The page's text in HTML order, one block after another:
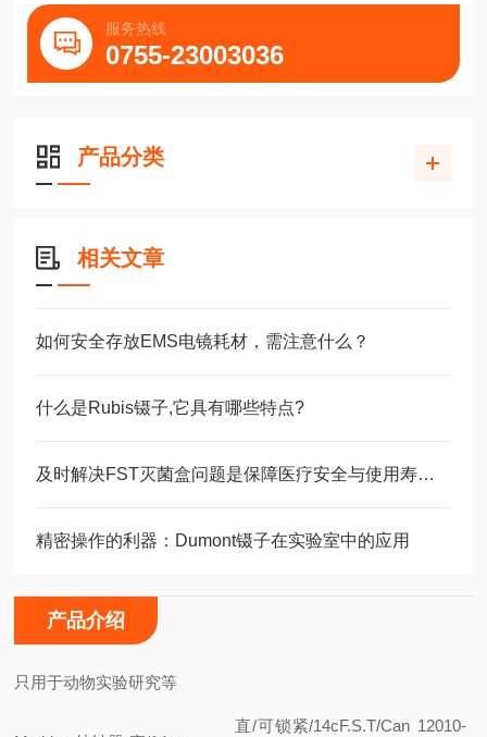
服务热线
0755-23003036
产品分类
相关文章
如何安全存放EMS电镜耗材，需注意什么？
什么是Rubis镊子,它具有哪些特点?
及时解决FST灭菌盒问题是保障医疗安全与使用寿命的关键
精密操作的利器：Dumont镊子在实验室中的应用
产品介绍
只用于动物实验研究等
直/可锁紧/14cF.S.T/Can 12010-